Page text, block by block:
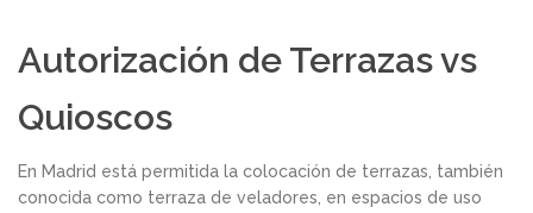
Autorización de Terrazas vs
Quioscos
En Madrid está permitida la colocación de terrazas, también
conocida como terraza de veladores, en espacios de uso